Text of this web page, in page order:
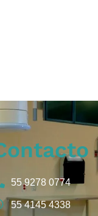
55 9278 0774
55 4145 4338